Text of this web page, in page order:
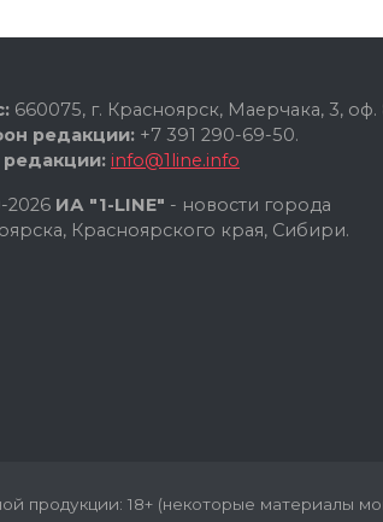
660075, г. Красноярск, Маерчака, 3, оф.
редакции: +7 391 290-69-50.
редакции: info@1line.info
2026 ИА "1-LINE" - новости города
Красноярского края, Сибири.
продукции: 18+ (некоторые материалы